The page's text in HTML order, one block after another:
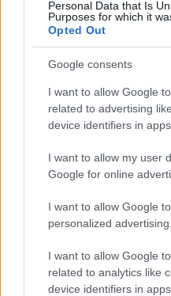
Personal Data that Is
Purposes for which it
Opted Out
Google consents
I want to allow Google
related to advertising
device identifiers in apps.
I want to allow my user
Google for online
I want to allow Google
personalized advertising.
I want to allow Google
related to analytics like
device identifiers in apps.
της
Οι άνθρωποι, οι
πολιτισμός που
ΟΣΑ
ΓΙΑ ΤΟ